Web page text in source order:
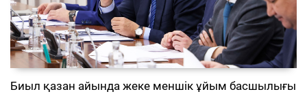
Биыл қазан айында жеке меншік ұйым басшылығы